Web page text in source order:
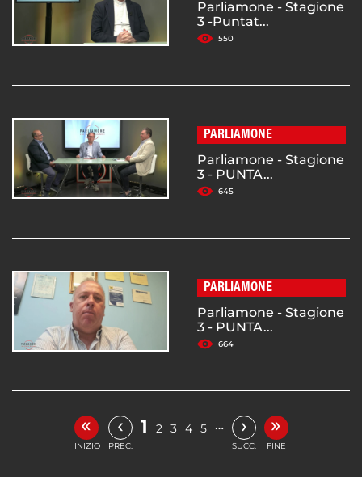
Parliamone - Stagione
3 -Puntat...
550
PARLIAMONE
Parliamone - Stagione
3 - PUNTA...
645
PARLIAMONE
Parliamone - Stagione
3 - PUNTA...
664
«
INIZIO
‹
PREC.
1 2 3 4 5 … ›
SUCC.
»
FINE